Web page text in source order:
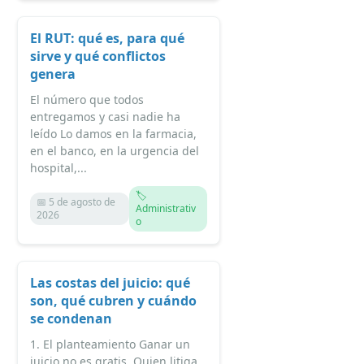
El RUT: qué es, para qué
sirve y qué conflictos
genera
El número que todos
entregamos y casi nadie ha
leído Lo damos en la farmacia,
en el banco, en la urgencia del
hospital,...
📅 5 de agosto de
2026
🏷️
Administrativ
o
Las costas del juicio: qué
son, qué cubren y cuándo
se condenan
1. El planteamiento Ganar un